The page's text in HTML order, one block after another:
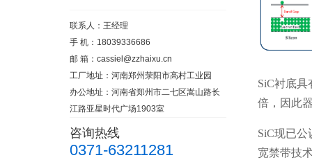
联系人：王经理
手 机：18039336686
邮 箱：cassiel@zzhaixu.cn
工厂地址：河南郑州荥阳市高村工业园
办公地址：河南省郑州市二七区嵩山路长
江路亚星时代广场1903室
咨询热线
0371-63211281
SiC衬底
倍，因此
SiC现已
宽禁带技